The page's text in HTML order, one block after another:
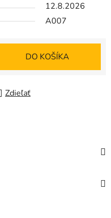
12.8.2026
A007
DO KOŠÍKA
Zdieľať